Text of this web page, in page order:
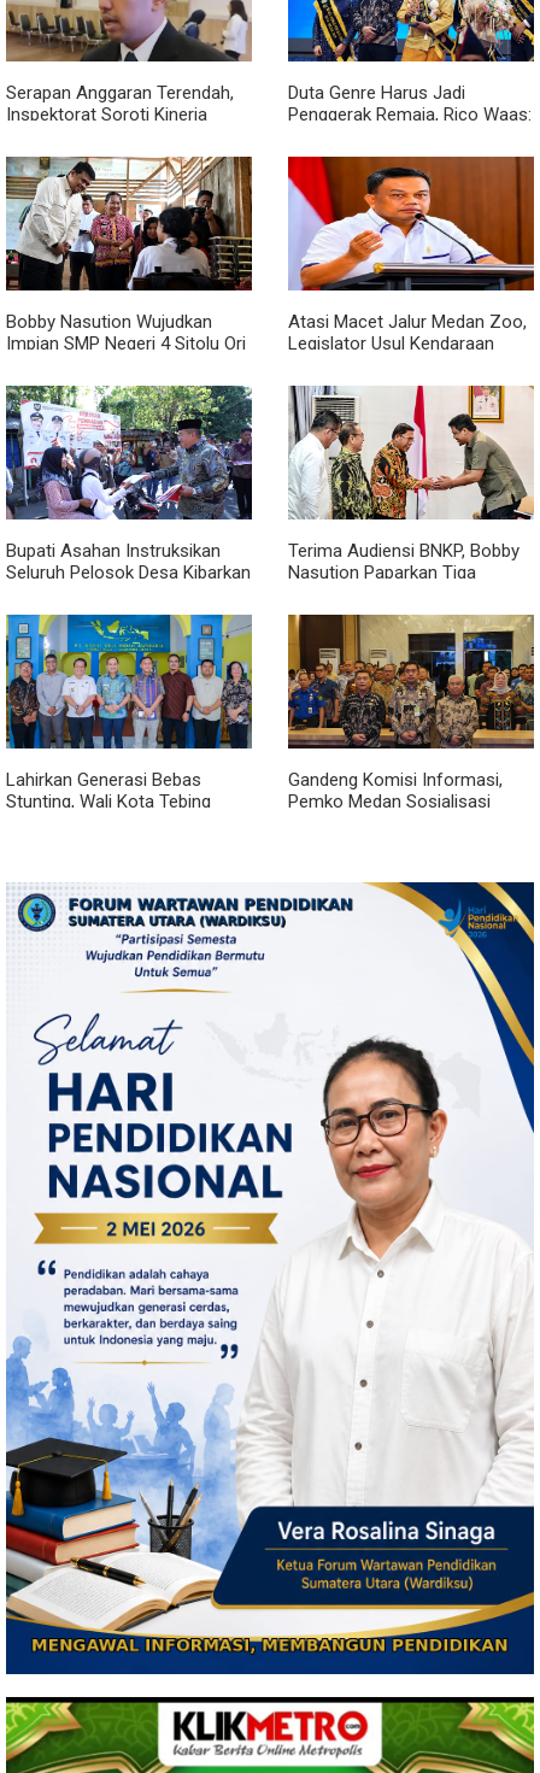
Serapan Anggaran Terendah,
Inspektorat Soroti Kinerja
Duta Genre Harus Jadi
Penggerak Remaja, Rico Waas:
Acara
Bobby Nasution Wujudkan
Impian SMP Negeri 4 Sitolu Ori
Atasi Macet Jalur Medan Zoo,
Legislator Usul Kendaraan
Royal Sumatera
Bupati Asahan Instruksikan
Seluruh Pelosok Desa Kibarkan
Terima Audiensi BNKP, Bobby
Nasution Paparkan Tiga
Kepulauan Nias
Lahirkan Generasi Bebas
Stunting, Wali Kota Tebing
Gandeng Komisi Informasi,
Pemko Medan Sosialisasi